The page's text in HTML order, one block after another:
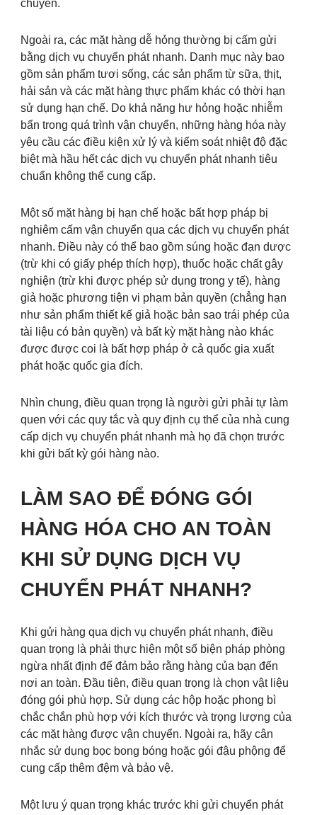
chuyển.
Ngoài ra, các mặt hàng dễ hỏng thường bị cấm gửi
bằng dịch vụ chuyển phát nhanh. Danh mục này bao
gồm sản phẩm tươi sống, các sản phẩm từ sữa, thịt,
hải sản và các mặt hàng thực phẩm khác có thời hạn
sử dụng hạn chế. Do khả năng hư hỏng hoặc nhiễm
bẩn trong quá trình vận chuyển, những hàng hóa này
yêu cầu các điều kiện xử lý và kiểm soát nhiệt độ đặc
biệt mà hầu hết các dịch vụ chuyển phát nhanh tiêu
chuẩn không thể cung cấp.
Một số mặt hàng bị hạn chế hoặc bất hợp pháp bị
nghiêm cấm vận chuyển qua các dịch vụ chuyển phát
nhanh. Điều này có thể bao gồm súng hoặc đạn dược
(trừ khi có giấy phép thích hợp), thuốc hoặc chất gây
nghiện (trừ khi được phép sử dụng trong y tế), hàng
giả hoặc phương tiện vi phạm bản quyền (chẳng hạn
như sản phẩm thiết kế giả hoặc bản sao trái phép của
tài liệu có bản quyền) và bất kỳ mặt hàng nào khác
được được coi là bất hợp pháp ở cả quốc gia xuất
phát hoặc quốc gia đích.
Nhìn chung, điều quan trọng là người gửi phải tự làm
quen với các quy tắc và quy định cụ thể của nhà cung
cấp dịch vụ chuyển phát nhanh mà họ đã chọn trước
khi gửi bất kỳ gói hàng nào.
LÀM SAO ĐỂ ĐÓNG GÓI
HÀNG HÓA CHO AN TOÀN
KHI SỬ DỤNG DỊCH VỤ
CHUYỂN PHÁT NHANH?
Khi gửi hàng qua dịch vụ chuyển phát nhanh, điều
quan trọng là phải thực hiện một số biện pháp phòng
ngừa nhất định để đảm bảo rằng hàng của bạn đến
nơi an toàn. Đầu tiên, điều quan trọng là chọn vật liệu
đóng gói phù hợp. Sử dụng các hộp hoặc phong bì
chắc chắn phù hợp với kích thước và trọng lượng của
các mặt hàng được vận chuyển. Ngoài ra, hãy cân
nhắc sử dụng bọc bong bóng hoặc gói đậu phộng để
cung cấp thêm đệm và bảo vệ.
Một lưu ý quan trọng khác trước khi gửi chuyển phát